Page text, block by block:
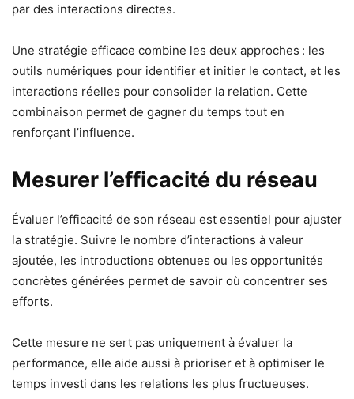
par des interactions directes.
Une stratégie efficace combine les deux approches : les
outils numériques pour identifier et initier le contact, et les
interactions réelles pour consolider la relation. Cette
combinaison permet de gagner du temps tout en
renforçant l’influence.
Mesurer l’efficacité du réseau
Évaluer l’efficacité de son réseau est essentiel pour ajuster
la stratégie. Suivre le nombre d’interactions à valeur
ajoutée, les introductions obtenues ou les opportunités
concrètes générées permet de savoir où concentrer ses
efforts.
Cette mesure ne sert pas uniquement à évaluer la
performance, elle aide aussi à prioriser et à optimiser le
temps investi dans les relations les plus fructueuses.